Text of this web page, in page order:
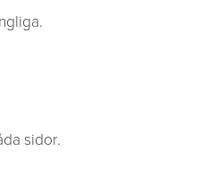
sidor.